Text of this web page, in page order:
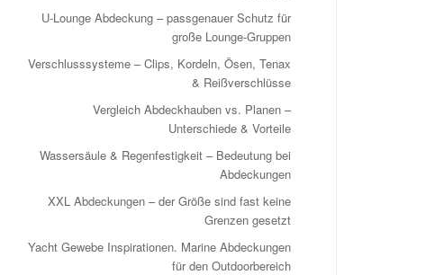
U-Lounge Abdeckung – passgenauer Schutz für
große Lounge-Gruppen
Verschlusssysteme – Clips, Kordeln, Ösen, Tenax
& Reißverschlüsse
Vergleich Abdeckhauben vs. Planen –
Unterschiede & Vorteile
Wassersäule & Regenfestigkeit – Bedeutung bei
Abdeckungen
XXL Abdeckungen – der Größe sind fast keine
Grenzen gesetzt
Yacht Gewebe Inspirationen. Marine Abdeckungen
für den Outdoorbereich